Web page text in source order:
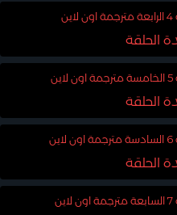
الحلقة
الحلقة
الحلقة